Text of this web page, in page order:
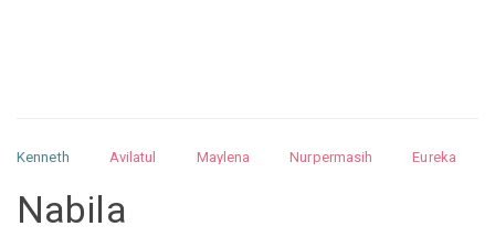
Kenneth Avilatul Maylena Nurpermasih
Eureka
Nurhilman
Pathin
Nabila